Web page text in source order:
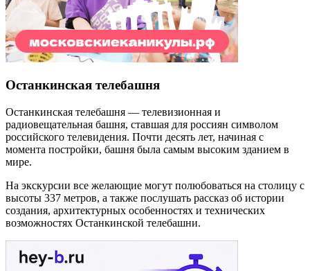
Останкинская телебашня
Останкинская телебашня — телевизионная и
радиовещательная башня, ставшая для россиян символом
российского телевидения. Почти десять лет, начиная с
момента постройки, башня была самым высоким зданием в
мире.
На экскурсии все желающие могут полюбоваться на столицу с
высоты 337 метров, а также послушать рассказ об истории
создания, архитектурных особенностях и технических
возможностях Останкинской телебашни.